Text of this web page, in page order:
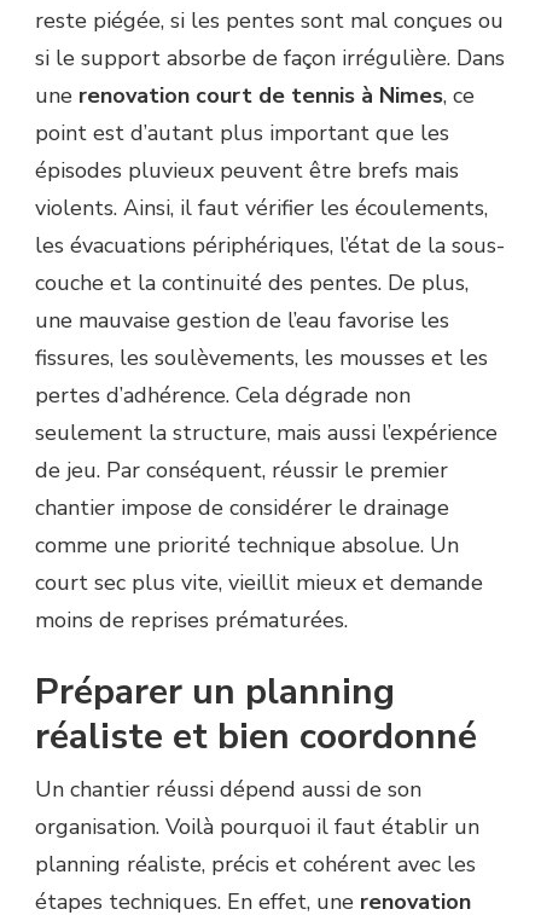
reste piégée, si les pentes sont mal conçues ou
si le support absorbe de façon irrégulière. Dans
une renovation court de tennis à Nimes, ce
point est d’autant plus important que les
épisodes pluvieux peuvent être brefs mais
violents. Ainsi, il faut vérifier les écoulements,
les évacuations périphériques, l’état de la sous-
couche et la continuité des pentes. De plus,
une mauvaise gestion de l’eau favorise les
fissures, les soulèvements, les mousses et les
pertes d’adhérence. Cela dégrade non
seulement la structure, mais aussi l’expérience
de jeu. Par conséquent, réussir le premier
chantier impose de considérer le drainage
comme une priorité technique absolue. Un
court sec plus vite, vieillit mieux et demande
moins de reprises prématurées.
Préparer un planning
réaliste et bien coordonné
Un chantier réussi dépend aussi de son
organisation. Voilà pourquoi il faut établir un
planning réaliste, précis et cohérent avec les
étapes techniques. En effet, une renovation